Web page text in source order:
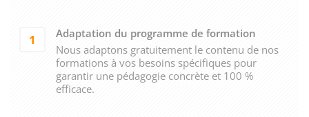
1
Adaptation du programme de formation
Nous adaptons gratuitement le contenu de nos
formations à vos besoins spécifiques pour
garantir une pédagogie concrète et 100 %
efficace.